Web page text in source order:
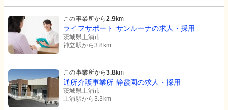
この事業所から2.9km
ライフサポート サンルーナの求人・採用
茨城県土浦市
神立駅から3.8km
この事業所から3.8km
通所介護事業所 静霞園の求人・採用
茨城県土浦市
土浦駅から3.3km